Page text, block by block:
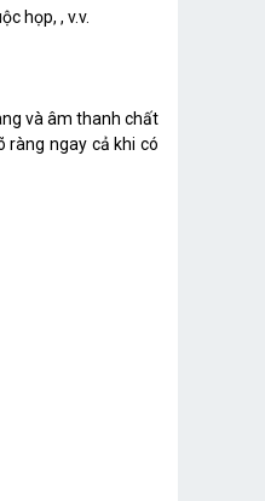
họp, , v.v.
và âm thanh chất
ràng ngay cả khi có